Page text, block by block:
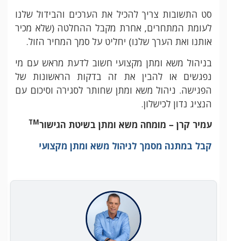
סט התשובות צריך להכיל את הערכים והבידול שלנו
לעומת המתחרים, אחרת מקבל ההחלטה (שלא מכיר
אותנו ואת הערך שלנו) יחליט על סמך המחיר הזול.
בניהול משא ומתן מקצועי חשוב לדעת מראש עם מי
נפגשים או להבין את זה בדקות הראשונות של
הפגישה. ניהול משא ומתן שחותר לסגירה וסיכום עם
הנציג נדון לכישלון.
עמיר קרן – מומחה משא ומתן בשיטת הגישורTM
קבל במתנה מסמך לניהול משא ומתן מקצועי